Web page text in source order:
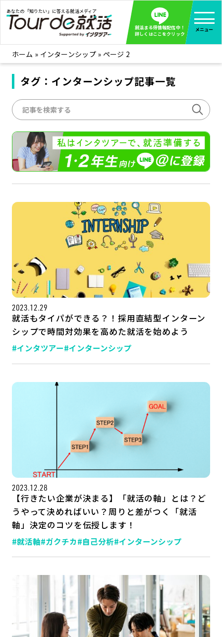
あなたの「知りたい」に答える就活メディア
就活まる得情報配信中！
詳しくはここをクリック
メニュー
就活ノウハウ 全て見る
企業まる見え！特捜部 全て見る
みんなが知らない企業の裏側を徹底調査！
インタツアー活動レポ 全て見る
インタツアーを使ってどうだった？OBOG成功談
社会人インタビュー 全て見る
社会人になった今、就活を振り返ってみた
学生就活ブログ 全て見る
企業・業界研究はインタツアー
公式SNSはこちら
ホーム » インターンシップ» ページ 2
タグ：インターンシップ記事一覧
2023.12.29
就活もタイパができる？！採用直結型インターン
シップで時間対効果を高めた就活を始めよう
#インタツアー#インターンシップ
2023.12.28
【行きたい企業が決まる】「就活の軸」とは？ど
うやって決めればいい？周りと差がつく「就活
軸」決定のコツを伝授します！
#就活軸#ガクチカ#自己分析#インターンシップ